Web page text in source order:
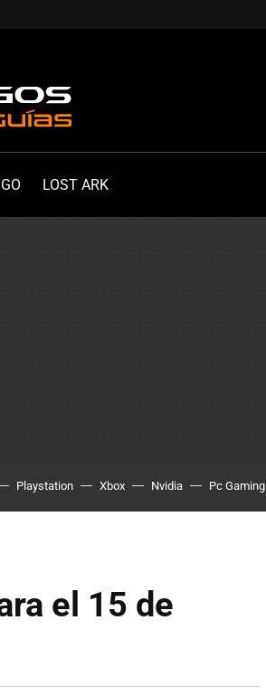
LOST ARK
Playstation Xbox Nvidia Pc Gaming
el 15 de